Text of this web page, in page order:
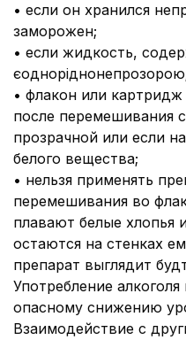
• если он хранился
заморожен;
• если жидкость,
• флакон или картридж
после перемешивания
прозрачной или если
белого вещества;
• нельзя применять
перемешивания во
плавают белые хлопья
остаются на стенках
препарат выглядит
Употребление
опасному снижению
Взаимодействие с